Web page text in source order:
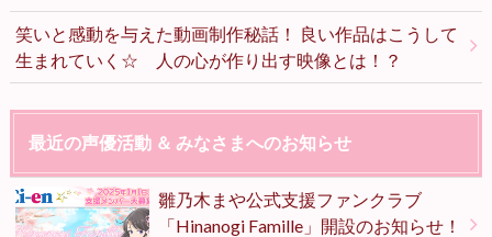
笑いと感動を与えた動画制作秘話！ 良い作品はこうして
生まれていく☆ 人の心が作り出す映像とは！？
最近の声優活動 ＆ みなさまへのお知らせ
雛乃木まや公式支援ファンクラブ
「Hinanogi Famille」開設のお知らせ！